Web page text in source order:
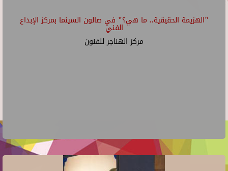
"الهزيمة الحقيقية.. ما هي؟" في صالون السينما بمركز الإبداع
الفني
مركز الهناجر للفنون